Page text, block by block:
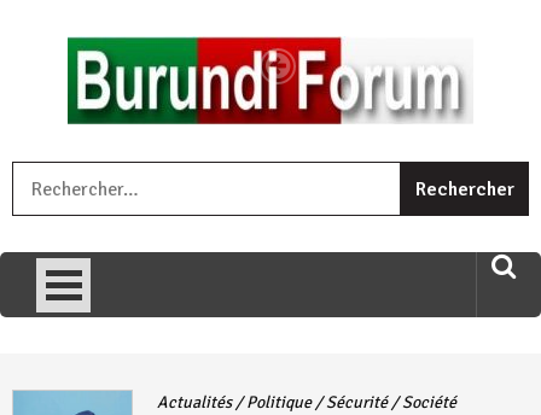
umariye umuryango wawe canke igihugu cakwibarutse .Wewe
uri ngaha ndagusigiye iki kibazo : Uriko ukora iki kugira ngo
Actualités/Politique/Sécurité/Société